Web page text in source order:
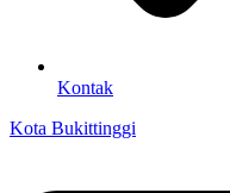
Kontak
Kota Bukittinggi